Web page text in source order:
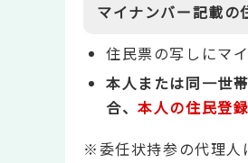
マイナンバー記載の
住民票の写しにマ
本人または同一世
合、本人の住民登
※委任状持参の代理人